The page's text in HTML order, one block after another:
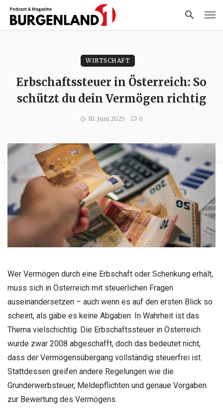
WIRTSCHAFT
Erbschaftssteuer in Österreich: So
schützt du dein Vermögen richtig
10. Juni 2025 0
Wer Vermögen durch eine Erbschaft oder Schenkung erhält,
muss sich in Österreich mit steuerlichen Fragen
auseinandersetzen – auch wenn es auf den ersten Blick so
scheint, als gäbe es keine Abgaben. In Wahrheit ist das
Thema vielschichtig. Die Erbschaftssteuer in Österreich
wurde zwar 2008 abgeschafft, doch das bedeutet nicht,
dass der Vermögensübergang vollständig steuerfrei ist.
Stattdessen greifen andere Regelungen wie die
Grunderwerbsteuer, Meldepflichten und genaue Vorgaben
zur Bewertung des Vermögens.